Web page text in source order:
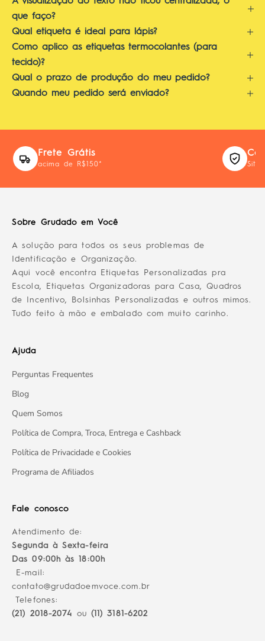
que faço?
Qual etiqueta é ideal para lápis?
Como aplico as etiquetas termocolantes (para
tecido)?
Qual o prazo de produção do meu pedido?
Quando meu pedido será enviado?
Frete Grátis
acima de R$150* Site
Sobre Grudado em Você
A solução para todos os seus problemas de
Identificação e Organização.
Aqui você encontra Etiquetas Personalizadas pra
Escola, Etiquetas Organizadoras para Casa, Quadros
de Incentivo, Bolsinhas Personalizadas e outros mimos.
Tudo feito à mão e embalado com muito carinho.
Ajuda
Perguntas Frequentes
Blog
Quem Somos
Política de Compra, Troca, Entrega e Cashback
Política de Privacidade e Cookies
Programa de Afiliados
Fale conosco
Atendimento de:
Segunda à Sexta-feira
Das 09:00h às 18:00h
E-mail:
contato@grudadoemvoce.com.br
Telefones:
(21) 2018-2074
ou (11) 3181-6202